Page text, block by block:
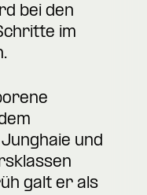
bei den
im
und
galt er als